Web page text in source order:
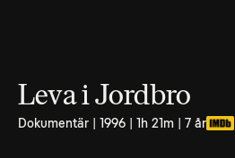
Leva i Jordbro
Dokumentär | 1996 | 1h 21m | 7 år